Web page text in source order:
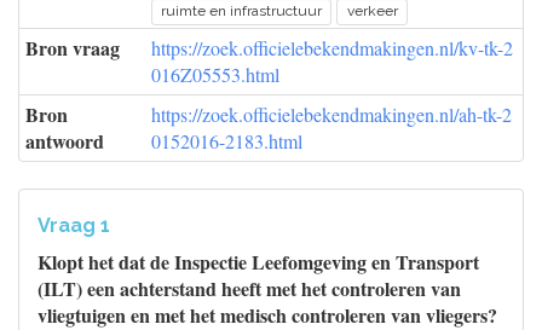
ruimte en infrastructuur
verkeer
Bron vraag
https://zoek.officielebekendmakingen.nl/kv-tk-2
016Z05553.html
Bron
antwoord
https://zoek.officielebekendmakingen.nl/ah-tk-2
0152016-2183.html
Vraag 1
Klopt het dat de Inspectie Leefomgeving en Transport
(ILT) een achterstand heeft met het controleren van
vliegtuigen en met het medisch controleren van vliegers?